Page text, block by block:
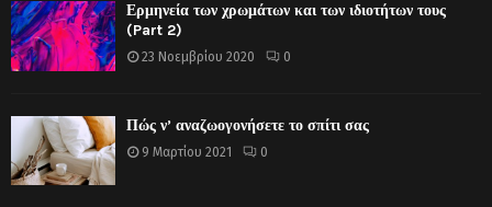
Ερμηνεία των χρωμάτων και των ιδιοτήτων τους
(Part 2)
23 Νοεμβρίου 2020 0
Πώς ν’ αναζωογονήσετε το σπίτι σας
9 Μαρτίου 2021 0